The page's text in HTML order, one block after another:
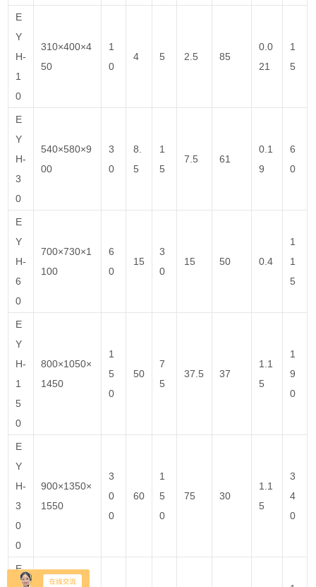
E
Y
H-
1
0
310×400×4
50
1
0
4 5 2.5 85
0.0
21
1
5
E
Y
H-
3
0
540×580×9
00
3
0
8.
5
1
5
7.5 61
0.1
9
6
0
E
Y
H-
6
0
700×730×1
100
6
0
15
3
0
15 50 0.4
1
1
5
E
Y
H-
1
5
0
800×1050×
1450
1
5
0
50
7
5
37.5 37
1.1
5
1
9
0
E
Y
H-
3
0
0
900×1350×
1550
3
0
0
60
1
5
0
75 30
1.1
5
3
4
0
E